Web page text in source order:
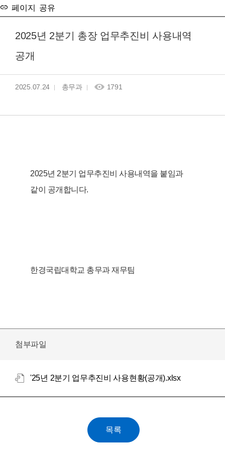
페이지 공유
2025년 2분기 총장 업무추진비 사용내역
공개
2025.07.24 총무과 1791
2025년 2분기 업무추진비 사용내역을 붙임과
같이 공개합니다.
한경국립대학교 총무과 재무팀
첨부파일
'25년 2분기 업무추진비 사용현황(공개).xlsx